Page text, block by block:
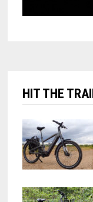
HIT THE